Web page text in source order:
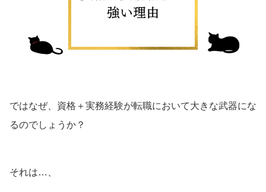
ではなぜ、資格＋実務経験が転職において大きな武器にな
るのでしょうか？
それは…、